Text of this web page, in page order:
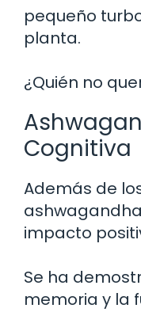
pequeño
planta.
¿Quién no
Cognitiva
Además de
impacto
Se ha
memoria y la